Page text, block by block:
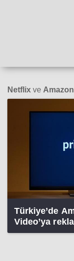
Netflix ve Amazon
Türkiye’de
Video’ya